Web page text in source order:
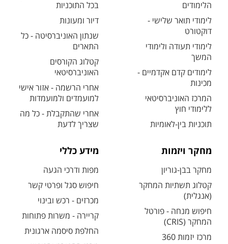
הלימודים
לימודי תואר שלישי -
דוקטורט
לימודי תעודה ולימודי
המשך
לימודים קדם אקדמיים -
מכינות
המרכז האוניברסיטאי
ללימודי חוץ
תוכניות בין-לאומיות
בכל התוכניות
דיור ומעונות
שנתון האוניברסיטה - כל
התארים
קטלוג הקורסים
האוניברסיטאי
אחרי הרשמה - אזור אישי
למועמדים ולמועמדות
אחרי שהתקבלת - כל מה
שצריך לדעת
מחקר ויזמות
מחקר בבן-גוריון
קטלוג תשתיות המחקר
(אנגלית)
חיפוש מנחה - פורטל
המחקר (CRIS)
מרכז יזמות 360
מידע כללי
מפות ודרכי הגעה
חיפוש סגל ופרטי קשר
מכרזים - רכש ובינוי
קריירה - משרות פתוחות
החלפת סיסמה ארגונית